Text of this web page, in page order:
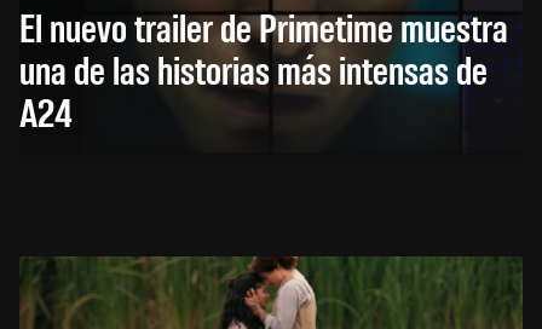
El nuevo trailer de Primetime muestra
una de las historias más intensas de
A24